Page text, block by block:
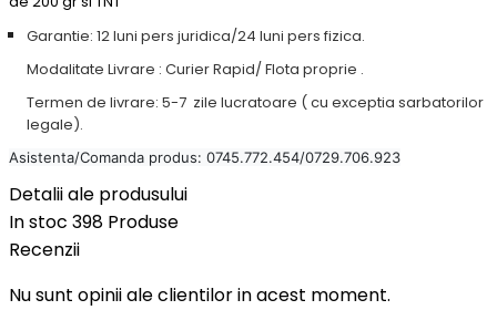
Garantie: 12 luni pers juridica/24 luni pers fizica.
Modalitate Livrare : Curier Rapid/ Flota proprie .
Termen de livrare: 5-7 zile lucratoare ( cu exceptia sarbatorilor
legale).
Asistenta/Comanda produs: 0745.772.454/0729.706.923
Detalii ale produsului
In stoc 398 Produse
Recenzii
Nu sunt opinii ale clientilor in acest moment.